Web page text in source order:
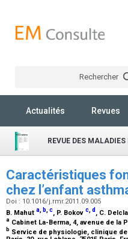
Rechercher
Actualités Revues
REVUE DES
Caractéristiques
chez l’enfant
Doi : 10.1016/j.rmr.2011.09.005
B. Mahut a, b,c, P. Bokov c,d , C.
a Cabinet La-Berma, 4, avenue de la
b Service de physiologie, clinique